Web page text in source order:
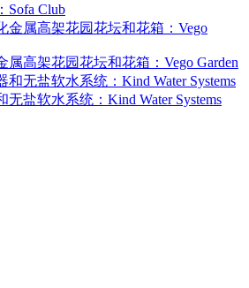
Sofa Club
属高架花园花坛和花箱：Vego Garden
盐软水系统：Kind Water Systems